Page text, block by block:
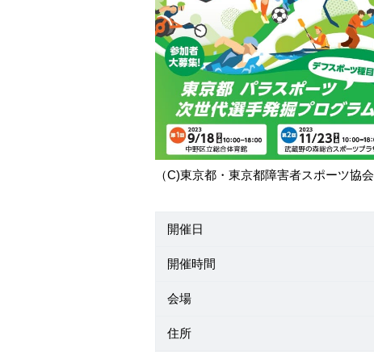
（C)東京都・東京都障害者スポーツ協会
開催日
開催時間
会場
住所